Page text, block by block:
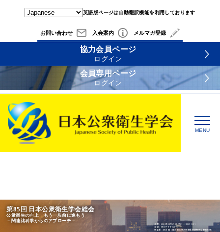
英語版ページは自動翻訳機能を利用しております
お問い合わせ 入会案内 メルマガ登録
協力会員ページ
ログイン
会員専用ページ
ログイン
MENU
第85回 日本公衆衛生学会総会
公衆衛生の向上 もう一歩前に進もう
－関連諸科学からのアプローチ－
会期：2026年10月29日（木）～31日（土）
会場：京王プラザホテル
学会長：谷川 武（順天堂大学大学院医学研究科公衆衛生学）